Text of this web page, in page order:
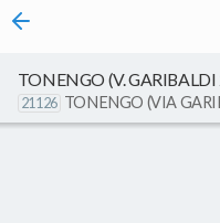
vai al contenuto
TONENGO (V. GARIBALDI
21126 TONENGO (VIA